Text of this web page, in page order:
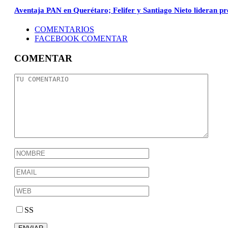
Aventaja PAN en Querétaro; Felifer y Santiago Nieto lideran
COMENTARIOS
FACEBOOK COMENTAR
COMENTAR
SS